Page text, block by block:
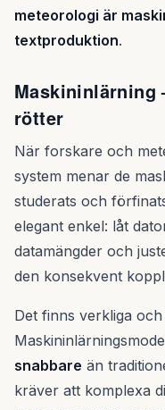
meteorologi är
textproduktion.
Maskininlärning
rötter
När forskare och
system menar de
studerats och
elegant enkel: låt
datamängder och
den konsekvent
Det finns verkliga
snabbare än
kräver att komplexa